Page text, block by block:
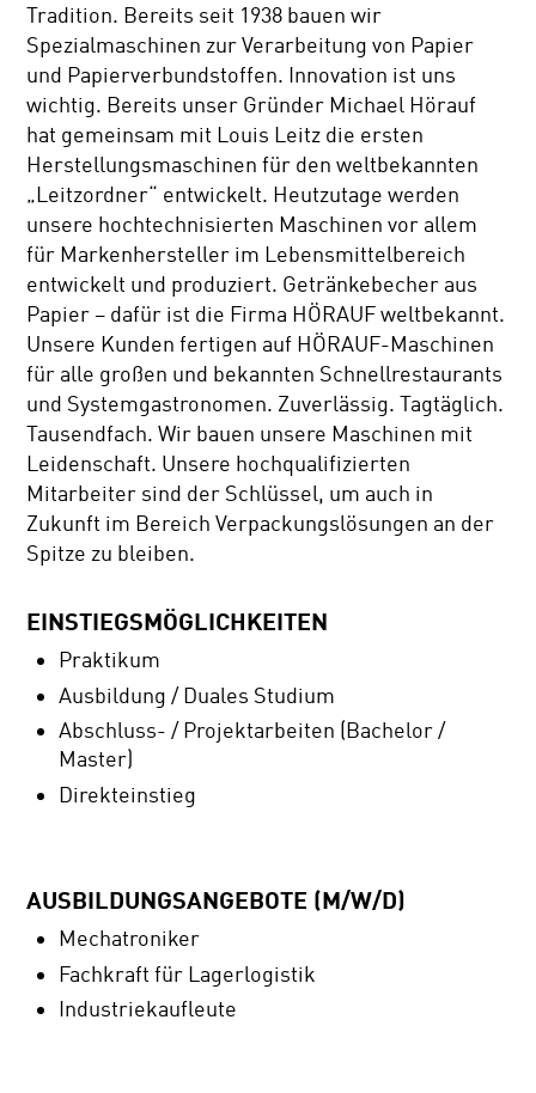
Tradition. Bereits seit 1938 bauen wir
Spezialmaschinen zur Verarbeitung von Papier
und Papierverbundstoffen. Innovation ist uns
wichtig. Bereits unser Gründer Michael Hörauf
hat gemeinsam mit Louis Leitz die ersten
Herstellungsmaschinen für den weltbekannten
„Leitzordner“ entwickelt. Heutzutage werden
unsere hochtechnisierten Maschinen vor allem
für Markenhersteller im Lebensmittelbereich
entwickelt und produziert. Getränkebecher aus
Papier – dafür ist die Firma HÖRAUF weltbekannt.
Unsere Kunden fertigen auf HÖRAUF-Maschinen
für alle großen und bekannten Schnellrestaurants
und Systemgastronomen. Zuverlässig. Tagtäglich.
Tausendfach. Wir bauen unsere Maschinen mit
Leidenschaft. Unsere hochqualifizierten
Mitarbeiter sind der Schlüssel, um auch in
Zukunft im Bereich Verpackungslösungen an der
Spitze zu bleiben.
EINSTIEGSMÖGLICHKEITEN
Praktikum
Ausbildung / Duales Studium
Abschluss- / Projektarbeiten (Bachelor /
Master)
Direkteinstieg
AUSBILDUNGSANGEBOTE (M/W/D)
Mechatroniker
Fachkraft für Lagerlogistik
Industriekaufleute